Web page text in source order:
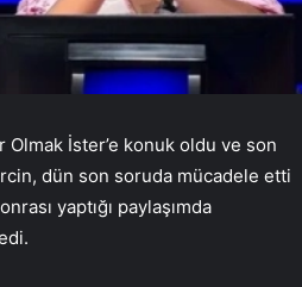
İster’e konuk oldu ve son
dün son soruda mücadele etti
yaptığı paylaşımda